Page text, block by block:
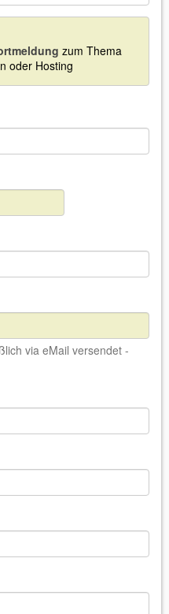
zum Thema
oder Hosting
via eMail versendet -